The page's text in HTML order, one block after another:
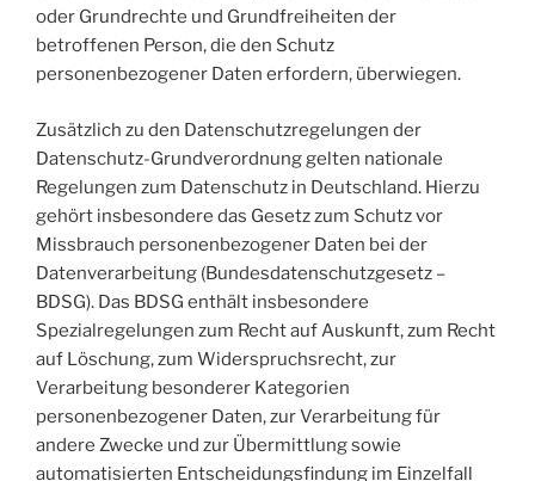
oder Grundrechte und Grundfreiheiten der
betroffenen Person, die den Schutz
personenbezogener Daten erfordern, überwiegen.
Zusätzlich zu den Datenschutzregelungen der
Datenschutz-Grundverordnung gelten nationale
Regelungen zum Datenschutz in Deutschland. Hierzu
gehört insbesondere das Gesetz zum Schutz vor
Missbrauch personenbezogener Daten bei der
Datenverarbeitung (Bundesdatenschutzgesetz –
BDSG). Das BDSG enthält insbesondere
Spezialregelungen zum Recht auf Auskunft, zum Recht
auf Löschung, zum Widerspruchsrecht, zur
Verarbeitung besonderer Kategorien
personenbezogener Daten, zur Verarbeitung für
andere Zwecke und zur Übermittlung sowie
automatisierten Entscheidungsfindung im Einzelfall